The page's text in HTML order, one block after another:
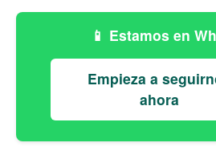
Estamos en
Empieza a
ahora